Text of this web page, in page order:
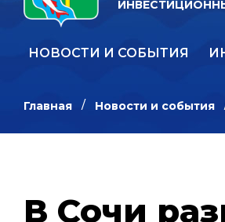
НОВОСТИ И СОБЫТИЯ
Главная Новости и события
В Сочи